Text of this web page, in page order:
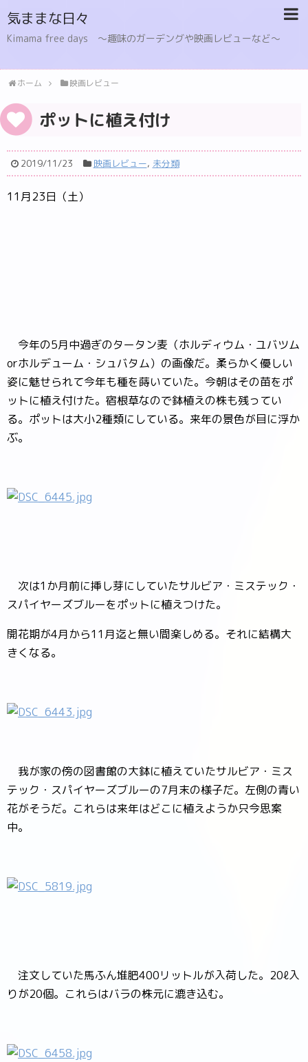
気ままな日々
Kimama free days 〜趣味のガーデングや映画レビューなど〜
ホーム 映画レビュー
ポットに植え付け
2019/11/23 映画レビュー, 未分類
11月23日（土）
今年の5月中過ぎのタータン麦（ホルディウム・ユバツム
orホルデューム・シュバタム）の画像だ。柔らかく優しい
姿に魅せられて今年も種を蒔いていた。今朝はその苗をポ
ットに植え付けた。宿根草なので鉢植えの株も残ってい
る。ポットは大小2種類にしている。来年の景色が目に浮か
ぶ。
次は1か月前に挿し芽にしていたサルビア・ミステック・
スパイヤーズブルーをポットに植えつけた。
開花期が4月から11月迄と無い間楽しめる。それに結構大
きくなる。
我が家の傍の図書館の大鉢に植えていたサルビア・ミス
テック・スパイヤーズブルーの7月末の様子だ。左側の青い
花がそうだ。これらは来年はどこに植えようか只今思案
中。
注文していた馬ふん堆肥400リットルが入荷した。20ℓ入
りが20個。これらはバラの株元に漉き込む。